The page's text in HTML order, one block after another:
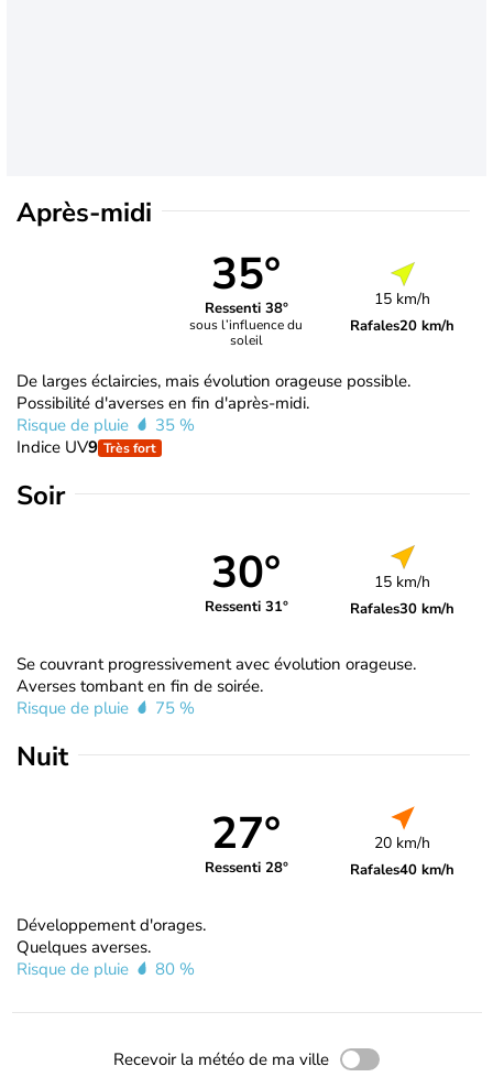
Après-midi
35°
Ressenti 38°
sous l’influence du
soleil
15 km/h
Rafales20 km/h
De larges éclaircies, mais évolution orageuse possible.
Possibilité d'averses en fin d'après-midi.
Risque de pluie
35 %
Indice UV9 Très fort
Soir
30°
Ressenti 31°
15 km/h
Rafales30 km/h
Se couvrant progressivement avec évolution orageuse.
Averses tombant en fin de soirée.
Risque de pluie
75 %
Nuit
27°
Ressenti 28°
20 km/h
Rafales40 km/h
Développement d'orages.
Quelques averses.
Risque de pluie
80 %
Recevoir la météo de ma ville